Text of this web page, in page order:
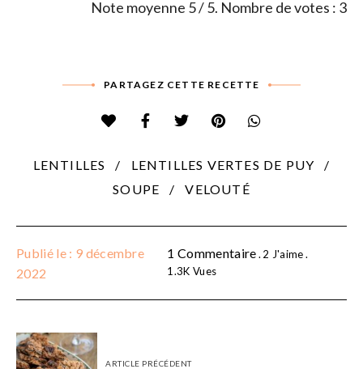
Note moyenne 5/ 5. Nombre de votes : 3
PARTAGEZ CETTE RECETTE
LENTILLES
LENTILLES VERTES DE PUY
SOUPE
VELOUTÉ
Publié le : 9 décembre
2022
1 Commentaire 2 J'aime
1.3K Vues
ARTICLE PRÉCÉDENT